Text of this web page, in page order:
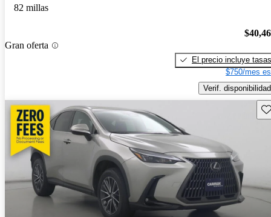
82 millas
Gran oferta
El precio incluye tasas
$750/mes
Verif. disponibilidad